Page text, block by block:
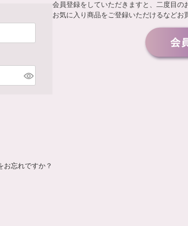
お忘れですか？
会員登録をしていただきますと、二度目の
お気に入り商品をご登録いただけるなどお